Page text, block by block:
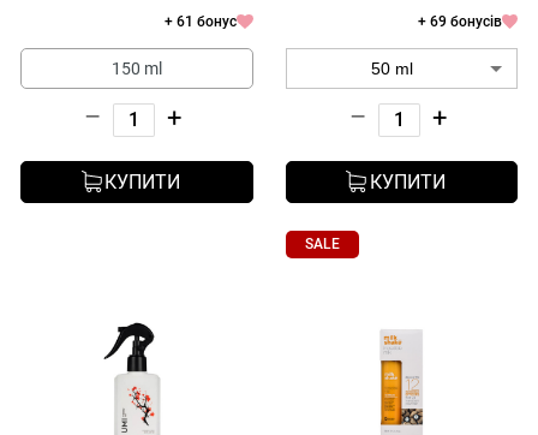
+ 61 бонус
150 ml
– +
КУПИТИ
+ 69 бонусів
– +
КУПИТИ
SALE